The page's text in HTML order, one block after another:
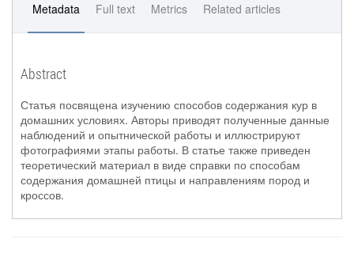
Metadata Full text Metrics Related articles
Abstract
Статья посвящена изучению способов содержания кур в
домашних условиях. Авторы приводят полученные данные
наблюдений и опытнической работы и иллюстрируют
фотографиями этапы работы. В статье также приведен
теоретический материал в виде справки по способам
содержания домашней птицы и направлениям пород и
кроссов.